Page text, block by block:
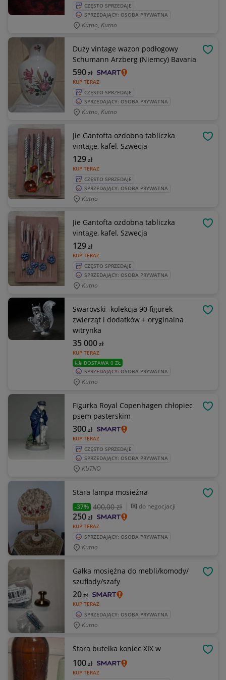
CZĘSTO SPRZEDAJE
SPRZEDAJĄCY: OSOBA PRYWATNA
Kutno, Kutno
Duży vintage wazon podłogowy
Schumann Arzberg (Niemcy) Bavaria
KUP TERAZ
590zł
CZĘSTO SPRZEDAJE
SPRZEDAJĄCY: OSOBA PRYWATNA
Kutno, Kutno
Jie Gantofta ozdobna tabliczka
vintage, kafel, Szwecja
KUP TERAZ
129zł
CZĘSTO SPRZEDAJE
SPRZEDAJĄCY: OSOBA PRYWATNA
Kutno
Jie Gantofta ozdobna tabliczka
vintage, kafel, Szwecja
KUP TERAZ
129zł
CZĘSTO SPRZEDAJE
SPRZEDAJĄCY: OSOBA PRYWATNA
Kutno
Swarovski -kolekcja 90 figurek
zwierząt i dodatków + oryginalna
witrynka
KUP TERAZ
35 000zł
DOSTAWA 0 ZŁ
SPRZEDAJĄCY: OSOBA PRYWATNA
Kutno
Figurka Royal Copenhagen chłopiec
psem pasterskim
KUP TERAZ
300zł
CZĘSTO SPRZEDAJE
SPRZEDAJĄCY: OSOBA PRYWATNA
KUTNO
Stara lampa mosieżna
-37% 400,00 zł do negocjacji
KUP TERAZ
250zł
SPRZEDAJĄCY: OSOBA PRYWATNA
Kutno
Gałka mosiężna do mebli/komody/
szuflady/szafy
KUP TERAZ
20zł
SPRZEDAJĄCY: OSOBA PRYWATNA
Kutno
Stara butelka koniec XIX w
KUP TERAZ
100zł